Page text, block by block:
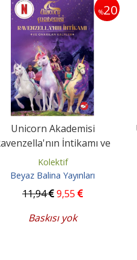
%20
Unicorn Akademisi
İntikamı ve
Onarılan Kalpler
Kolektif
Beyaz Balina Yayınları
11,94 9,55
Baskısı yok